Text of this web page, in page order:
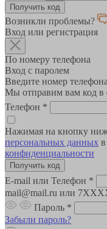
Возникли проблемы?
Вход или регистрация
По номеру телефона
Вход с паролем
Введите номер телефона
Мы отправим вам код в
Телефон *
Нажимая на кнопку
персональных данных
конфиденциальности
E-mail или Телефон *
mail@mail.ru или
Пароль *
Забыли пароль?